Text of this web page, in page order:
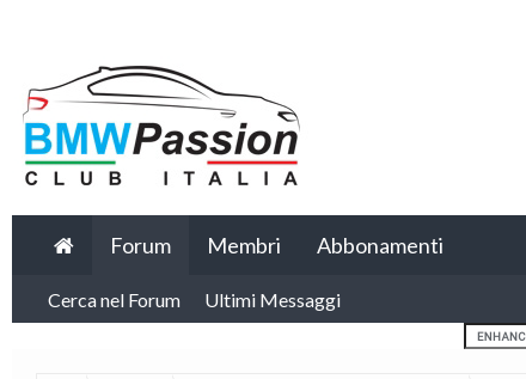
Forum
Cerca nel Forum Ultimi Messaggi
Membri Abbonamenti